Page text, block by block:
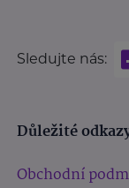
Sledujte nás:
Důležité
Obchodní